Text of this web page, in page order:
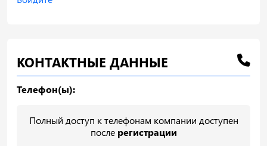
КОНТАКТНЫЕ ДАННЫЕ
Телефон(ы):
Полный доступ к телефонам компании доступен
после регистрации